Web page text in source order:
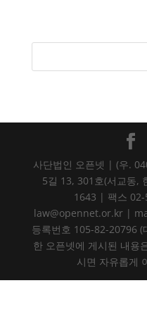
사단법인 오픈넷 | (우.
5길 13, 301호(서교동,
1643 | 팩스
law@opennet.or.kr |
등록번호 105-82-20796
한 오픈넷에 게시된 내용
시면 자유롭게